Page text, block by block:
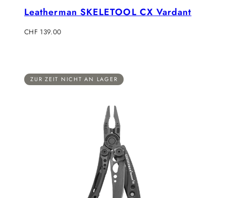
Leatherman SKELETOOL CX Vardant
Regulärer
CHF 139.00
ZUR ZEIT NICHT AN LAGER